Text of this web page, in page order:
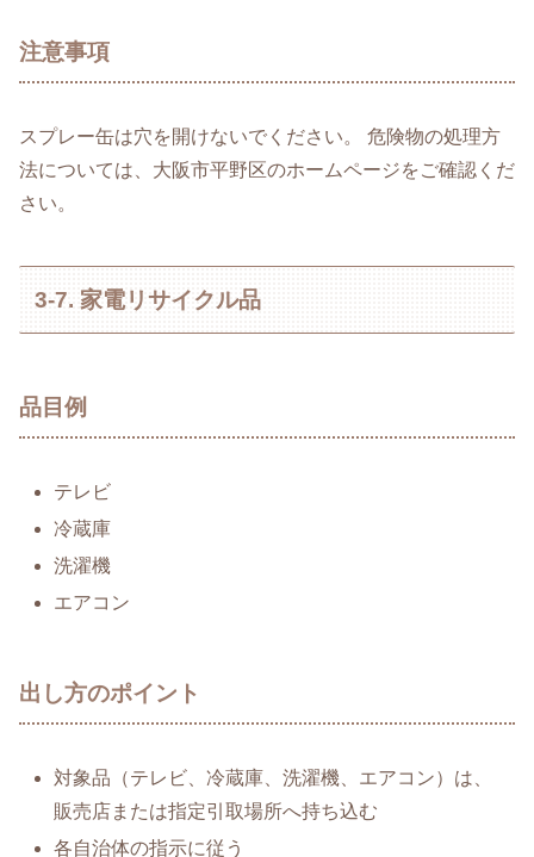
注意事項
スプレー缶は穴を開けないでください。 危険物の処理方
法については、大阪市平野区のホームページをご確認くだ
さい。
3-7. 家電リサイクル品
品目例
テレビ
冷蔵庫
洗濯機
エアコン
出し方のポイント
対象品（テレビ、冷蔵庫、洗濯機、エアコン）は、
販売店または指定引取場所へ持ち込む
各自治体の指示に従う